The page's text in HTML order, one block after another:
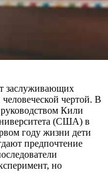
заслуживающих
чертой. В
Кили
(США) в
году жизни дети
предпочтение
но